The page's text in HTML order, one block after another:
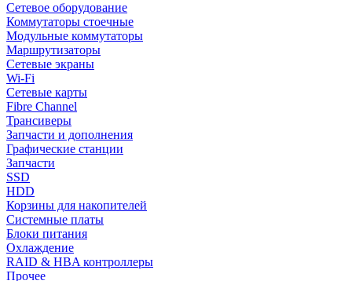
Сетевое оборудование
Коммутаторы стоечные
Модульные коммутаторы
Маршрутизаторы
Сетевые экраны
Wi-Fi
Сетевые карты
Fibre Channel
Трансиверы
Запчасти и дополнения
Графические станции
Запчасти
SSD
HDD
Корзины для накопителей
Системные платы
Блоки питания
Охлаждение
RAID & HBA контроллеры
Прочее